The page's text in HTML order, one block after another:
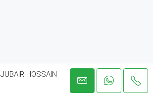
JUBAIR HOSSAIN